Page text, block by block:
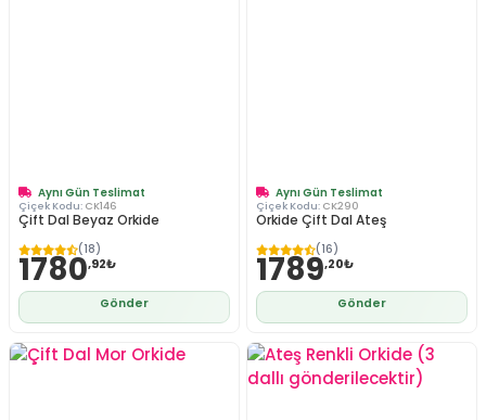
Aynı Gün Teslimat
Çiçek Kodu: CK146
Çift Dal Beyaz Orkide
(18)
1780,92₺
Gönder
Aynı Gün Teslimat
Çiçek Kodu: CK290
Orkide Çift Dal Ateş
(16)
1789,20₺
Gönder